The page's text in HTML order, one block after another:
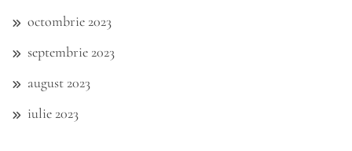
octombrie 2023
septembrie 2023
august 2023
iulie 2023